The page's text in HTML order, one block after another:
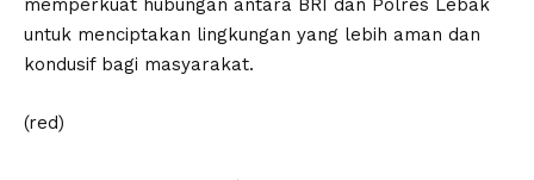
memperkuat hubungan antara BRI dan Polres Lebak
untuk menciptakan lingkungan yang lebih aman dan
kondusif bagi masyarakat.
(red)